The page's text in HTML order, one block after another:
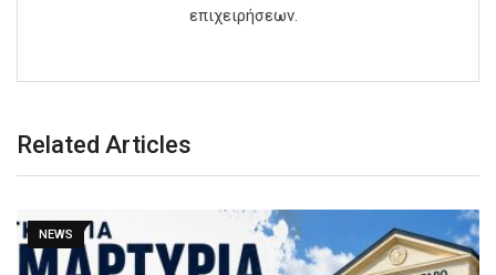
επιχειρήσεων.
Related Articles
NEWS